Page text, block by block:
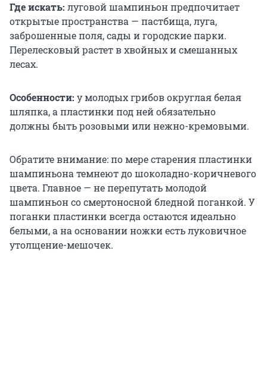
Где искать: луговой шампиньон предпочитает
открытые пространства — пастбища, луга,
заброшенные поля, сады и городские парки.
Перелесковый растет в хвойных и смешанных
лесах.
Особенности: у молодых грибов округлая белая
шляпка, а пластинки под ней обязательно
должны быть розовыми или нежно-кремовыми.
Обратите внимание: по мере старения пластинки
шампиньона темнеют до шоколадно-коричневого
цвета. Главное — не перепутать молодой
шампиньон со смертоносной бледной поганкой. У
поганки пластинки всегда остаются идеально
белыми, а на основании ножки есть луковичное
утолщение-мешочек.